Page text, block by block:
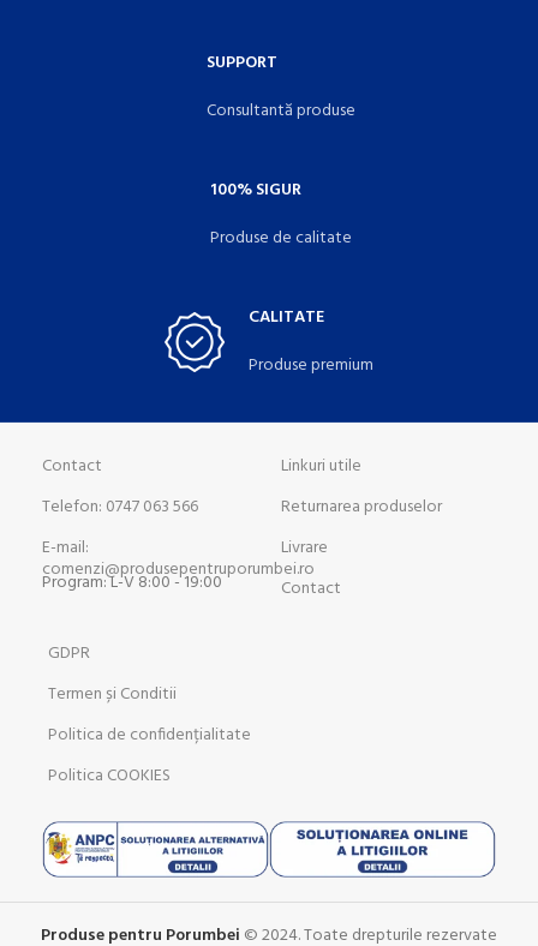
SUPPORT
Consultantă produse
100% SIGUR
Produse de calitate
CALITATE
Produse premium
Contact
Telefon: 0747 063 566
E-mail:
comenzi@produsepentruporumbei.ro
Program: L-V 8:00 - 19:00
Linkuri utile
Returnarea produselor
Livrare
Contact
GDPR
Termen și Conditii
Politica de confidențialitate
Politica COOKIES
Produse pentru Porumbei © 2024. Toate drepturile rezervate